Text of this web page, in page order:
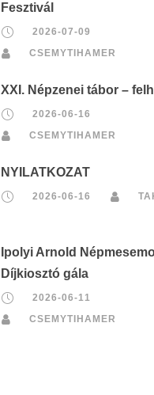
Fesztivál
2026-07-09
CSEMYTIHAMER
XXI. Népzenei tábor –
2026-06-16
CSEMYTIHAMER
NYILATKOZAT
2026-06-16
Ipolyi Arnold
Díjkiosztó gála
2026-06-11
CSEMYTIHAMER